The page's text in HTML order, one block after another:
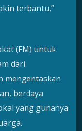
terbantu,”
(FM) untuk
dari
mengentaskan
berdaya
yang gunanya